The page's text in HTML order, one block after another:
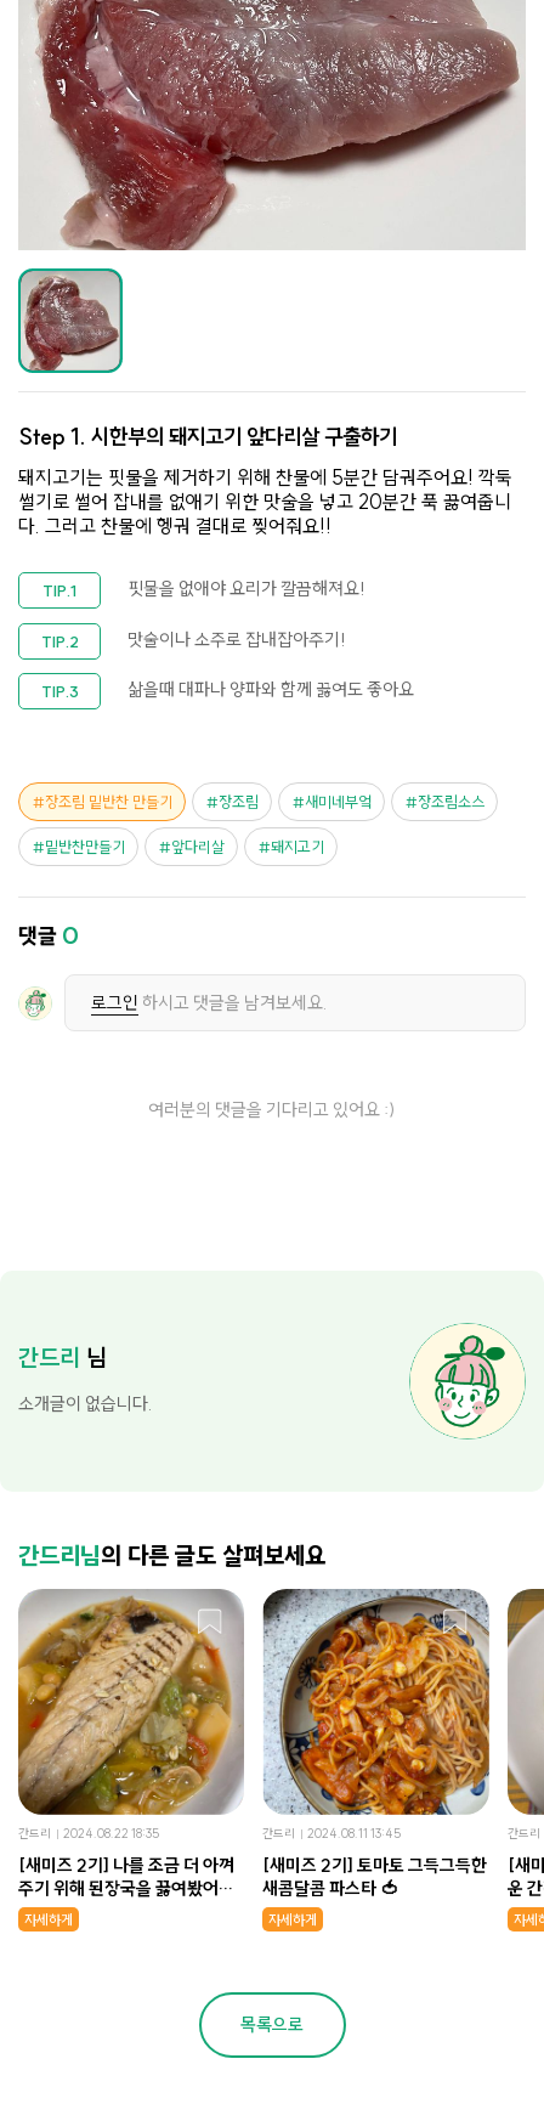
Step 1. 시한부의 돼지고기 앞다리살 구출하기
돼지고기는 핏물을 제거하기 위해 찬물에 5분간 담궈주어요! 깍둑
썰기로 썰어 잡내를 없애기 위한 맛술을 넣고 20분간 푹 끓여줍니
다. 그러고 찬물에 헹궈 결대로 찢어줘요!!
핏물을 없애야 요리가 깔끔해져요!
맛술이나 소주로 잡내잡아주기!
삶을때 대파나 양파와 함께 끓여도 좋아요
장조림 밑반찬 만들기 장조림 새미네부엌 장조림소스
밑반찬만들기 앞다리살 돼지고기
댓글 0
로그인 하시고 댓글을 남겨보세요.
여러분의 댓글을 기다리고 있어요 :)
간드리 님
소개글이 없습니다.
간드리님의 다른 글도 살펴보세요
간드리 2024.08.22 18:35
[새미즈 2기] 나를 조금 더 아껴
주기 위해 된장국을 끓여봤어요!
이름하야 고등어 된장국!
자세하게
간드리 2024.08.11 13:45
[새미즈 2기] 토마토 그득그득한
새콤달콤 파스타 🍅
자세하게
간드리
[새
운
💚
자세
목록으로